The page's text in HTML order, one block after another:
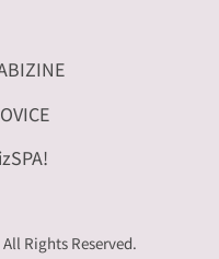
Rights Reserved.